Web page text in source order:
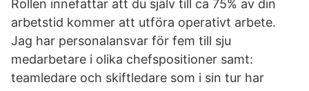
Rollen innefattar att du själv till ca 75% av din
arbetstid kommer att utföra operativt arbete.
Jag har personalansvar för fem till sju
medarbetare i olika chefspositioner samt:
teamledare och skiftledare som i sin tur har